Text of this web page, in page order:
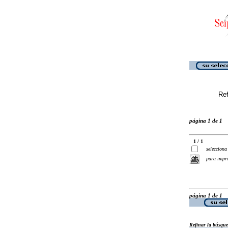
página 1 de 1
1 / 1
selecciona
para
página 1 de 1
Refinar la